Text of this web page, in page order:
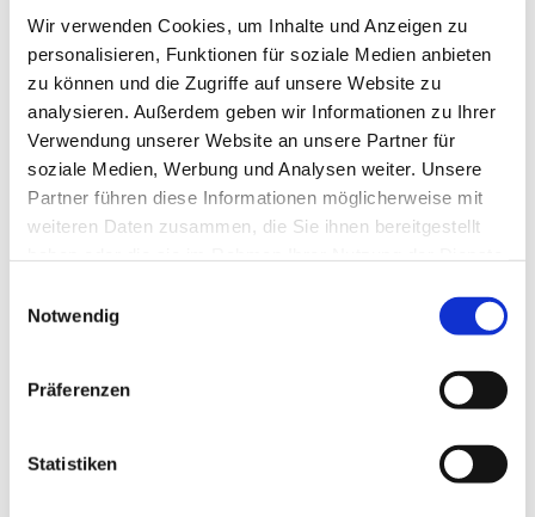
Wir verwenden Cookies, um Inhalte und Anzeigen zu
personalisieren, Funktionen für soziale Medien anbieten
zu können und die Zugriffe auf unsere Website zu
analysieren. Außerdem geben wir Informationen zu Ihrer
Verwendung unserer Website an unsere Partner für
soziale Medien, Werbung und Analysen weiter. Unsere
Partner führen diese Informationen möglicherweise mit
weiteren Daten zusammen, die Sie ihnen bereitgestellt
Notwendig
Präferenzen
Statistiken